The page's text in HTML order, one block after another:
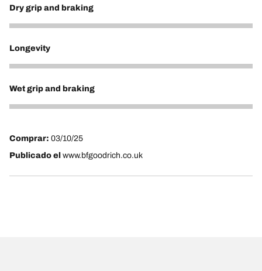
Dry grip and braking
4
Longevity
4
Wet grip and braking
4
Comprar: 03/10/25
Publicado el www.bfgoodrich.co.uk